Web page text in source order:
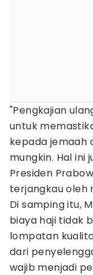
"Pengkajian
untuk
kepada jemaah
mungkin. Hal ini
Presiden
terjangkau oleh
Di samping itu,
biaya haji tidak
lompatan
dari
wajib menjadi